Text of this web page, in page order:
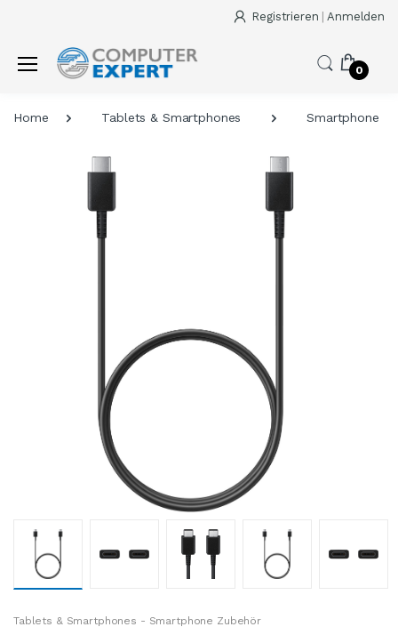
Registrieren Anmelden
0
Home Tablets & Smartphones Smartphone
Tablets & Smartphones - Smartphone Zubehör